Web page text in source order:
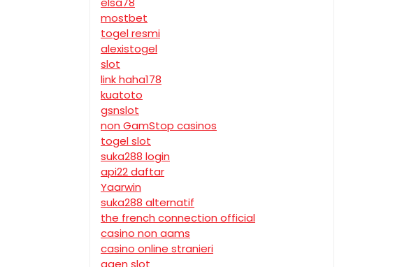
mostbet
togel resmi
alexistogel
slot
link haha178
kuatoto
gsnslot
non GamStop casinos
togel slot
suka288 login
api22 daftar
Yaarwin
suka288 alternatif
the french connection official
casino non aams
casino online stranieri
agen slot